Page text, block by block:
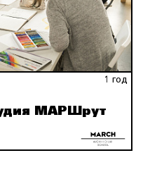
1 год
МАРШрут